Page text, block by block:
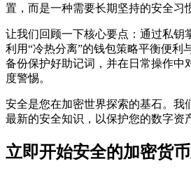
置，而是一种需要长期坚持的安全习
让我们回顾一下核心要点：通过私钥
利用“冷热分离”的钱包策略平衡便利
备份保护好助记词，并在日常操作中
度警惕。
安全是您在加密世界探索的基石。我
最新的安全知识，以保护您的数字资
立即开始安全的加密货